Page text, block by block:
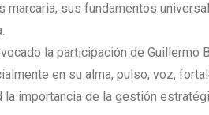
marcaria, sus fundamentos
la participación de
en su alma, pulso, voz,
importancia de la gestión